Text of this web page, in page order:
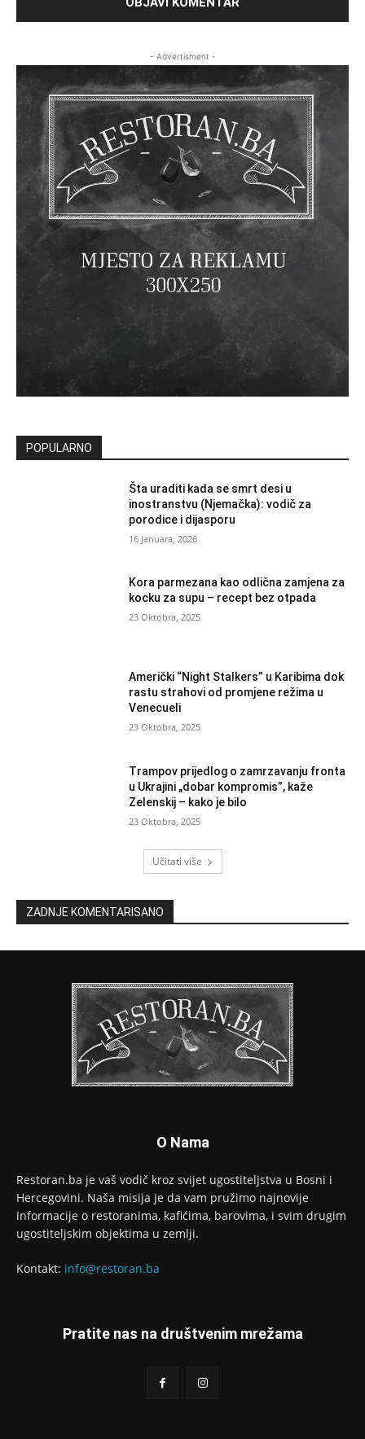
- Advertisment -
POPULARNO
Šta uraditi kada se smrt desi u
inostranstvu (Njemačka): vodič za
porodice i dijasporu
16 Januara, 2026
Kora parmezana kao odlična zamjena za
kocku za supu – recept bez otpada
23 Oktobra, 2025
Američki “Night Stalkers” u Karibima dok
rastu strahovi od promjene režima u
Venecueli
23 Oktobra, 2025
Trampov prijedlog o zamrzavanju fronta
u Ukrajini „dobar kompromis”, kaže
Zelenskij – kako je bilo
23 Oktobra, 2025
Učitati više
ZADNJE KOMENTARISANO
O Nama
Restoran.ba je vaš vodič kroz svijet ugostiteljstva u Bosni i
Hercegovini. Naša misija je da vam pružimo najnovije
informacije o restoranima, kafićima, barovima, i svim drugim
ugostiteljskim objektima u zemlji.
Kontakt: info@restoran.ba
Pratite nas na društvenim mrežama